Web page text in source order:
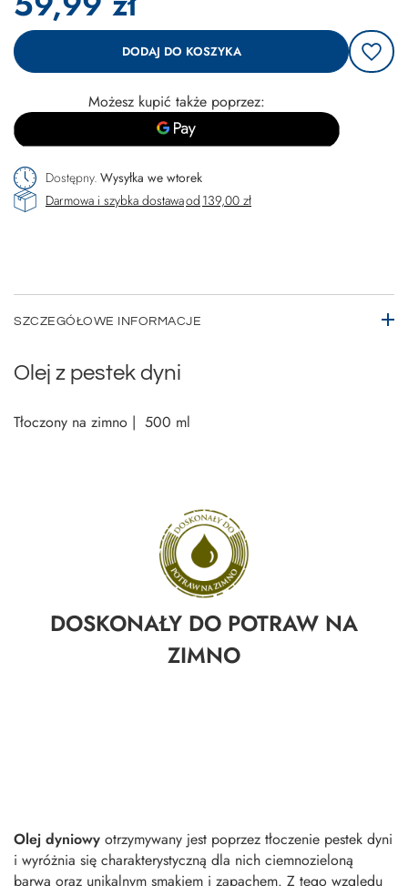
DODAJ DO KOSZYKA
Możesz kupić także poprzez:
Dostępny Wysyłka we wtorek
Darmowa i szybka dostawaod 139,00 zł
SZCZEGÓŁOWE INFORMACJE
Olej z pestek dyni
Tłoczony na zimno | 500 ml
DOSKONAŁY DO POTRAW NA
ZIMNO
Olej dyniowy otrzymywany jest poprzez tłoczenie pestek dyni
i wyróżnia się charakterystyczną dla nich ciemnozieloną
barwą oraz unikalnym smakiem i zapachem. Z tego względu